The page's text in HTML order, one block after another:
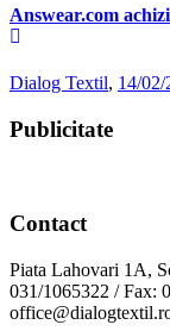
Answear.com
Dialog Textil, 14/02/
Publicitate
Contact
Piata Lahovari 1A,
031/1065322 / Fax: